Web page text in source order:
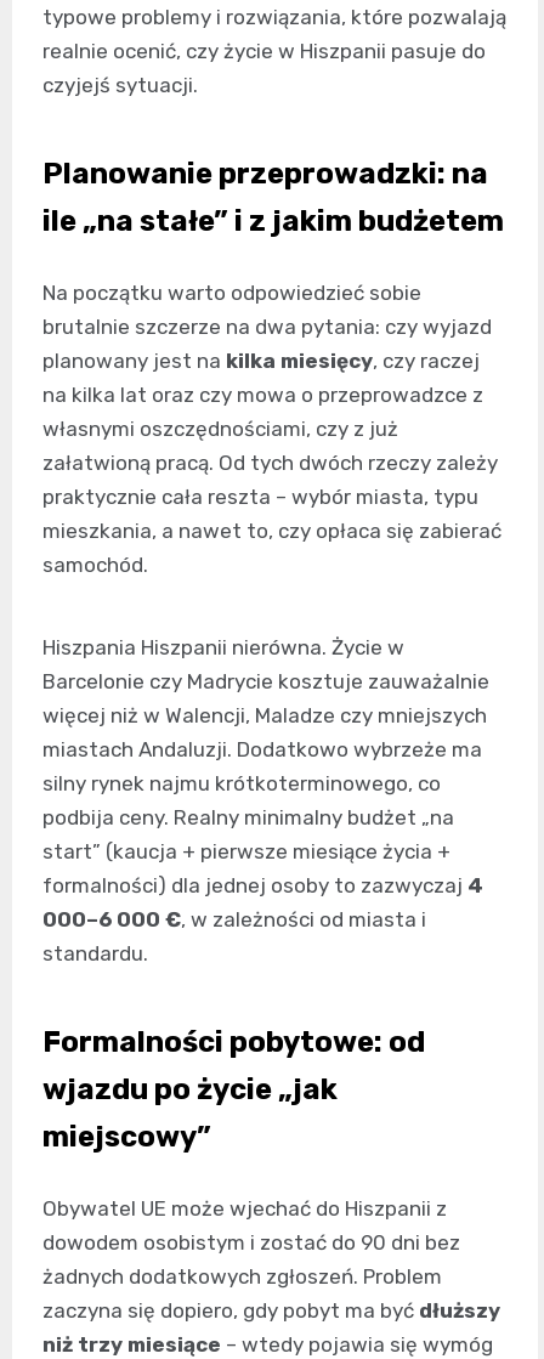
typowe problemy i rozwiązania, które pozwalają
realnie ocenić, czy życie w Hiszpanii pasuje do
czyjejś sytuacji.
Planowanie przeprowadzki: na
ile „na stałe” i z jakim budżetem
Na początku warto odpowiedzieć sobie
brutalnie szczerze na dwa pytania: czy wyjazd
planowany jest na kilka miesięcy, czy raczej
na kilka lat oraz czy mowa o przeprowadzce z
własnymi oszczędnościami, czy z już
załatwioną pracą. Od tych dwóch rzeczy zależy
praktycznie cała reszta – wybór miasta, typu
mieszkania, a nawet to, czy opłaca się zabierać
samochód.
Hiszpania Hiszpanii nierówna. Życie w
Barcelonie czy Madrycie kosztuje zauważalnie
więcej niż w Walencji, Maladze czy mniejszych
miastach Andaluzji. Dodatkowo wybrzeże ma
silny rynek najmu krótkoterminowego, co
podbija ceny. Realny minimalny budżet „na
start” (kaucja + pierwsze miesiące życia +
formalności) dla jednej osoby to zazwyczaj 4
000–6 000 €, w zależności od miasta i
standardu.
Formalności pobytowe: od
wjazdu po życie „jak
miejscowy”
Obywatel UE może wjechać do Hiszpanii z
dowodem osobistym i zostać do 90 dni bez
żadnych dodatkowych zgłoszeń. Problem
zaczyna się dopiero, gdy pobyt ma być dłuższy
niż trzy miesiące – wtedy pojawia się wymóg